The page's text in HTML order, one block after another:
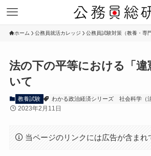
ホーム 公務員就活カレッジ 公務員試験対策（教養・専門
法の下の平等における「違
いて
教養試験 わかる政治経済シリーズ 社会科学（
2023年2月11日
当ページのリンクには広告が含まれ